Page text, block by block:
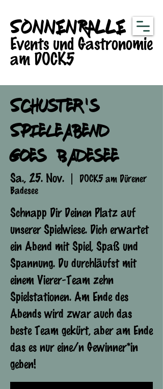
SONNENRALLE
Events und Gastronomie
am DOCK5
Schuster's
Spieleabend
goes Badesee
Sa., 25. Nov.
  |
DOCK5 am Dürener
Badesee
Schnapp Dir Deinen Platz auf
unserer Spielwiese. Dich erwartet
ein Abend mit Spiel, Spaß und
Spannung. Du durchläufst mit
einem Vierer-Team zehn
Spielstationen. Am Ende des
Abends wird zwar auch das
beste Team gekürt, aber am Ende
das es nur eine/n Gewinner*in
geben!